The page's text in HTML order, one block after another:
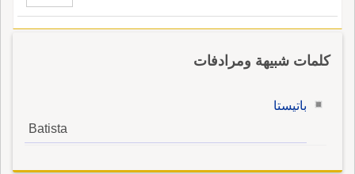
كلمات شبيهة ومرادفات
باتيستا
Batista